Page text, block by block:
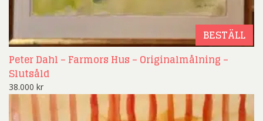
BESTÄLL
Peter Dahl – Farmors Hus – Originalmålning –
Slutsåld
38.000 kr